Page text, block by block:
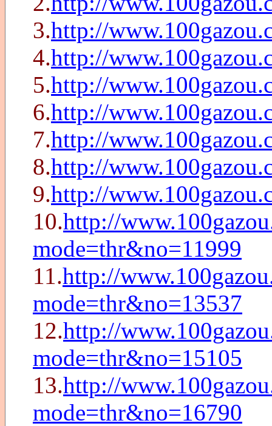
3.http://
4.http://
5.http://
6.http://
7.http://
8.http://
9.http://
10.http://
mode=thr&no=11999
11.http://
mode=thr&no=13537
12.http://
mode=thr&no=15105
13.http://
mode=thr&no=16790